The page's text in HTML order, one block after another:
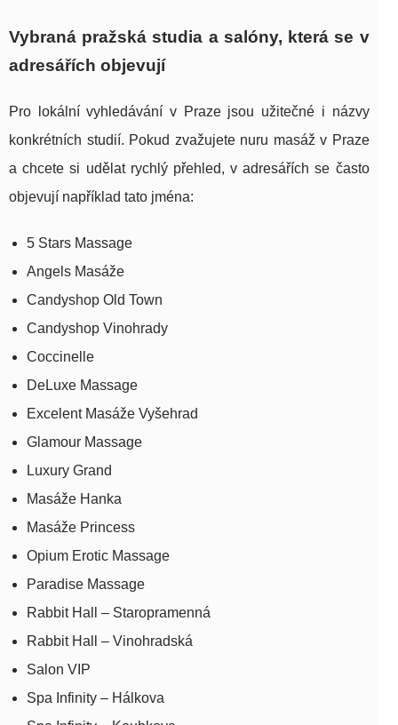
Vybraná pražská studia a salóny, která se v
adresářích objevují
Pro lokální vyhledávání v Praze jsou užitečné i názvy
konkrétních studií. Pokud zvažujete nuru masáž v Praze
a chcete si udělat rychlý přehled, v adresářích se často
objevují například tato jména:
5 Stars Massage
Angels Masáže
Candyshop Old Town
Candyshop Vinohrady
Coccinelle
DeLuxe Massage
Excelent Masáže Vyšehrad
Glamour Massage
Luxury Grand
Masáže Hanka
Masáže Princess
Opium Erotic Massage
Paradise Massage
Rabbit Hall – Staropramenná
Rabbit Hall – Vinohradská
Salon VIP
Spa Infinity – Hálkova